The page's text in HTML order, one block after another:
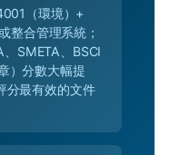
（環境）+
整合管理系統；
SMETA、BSCI
）分數大幅提
分最有效的文件